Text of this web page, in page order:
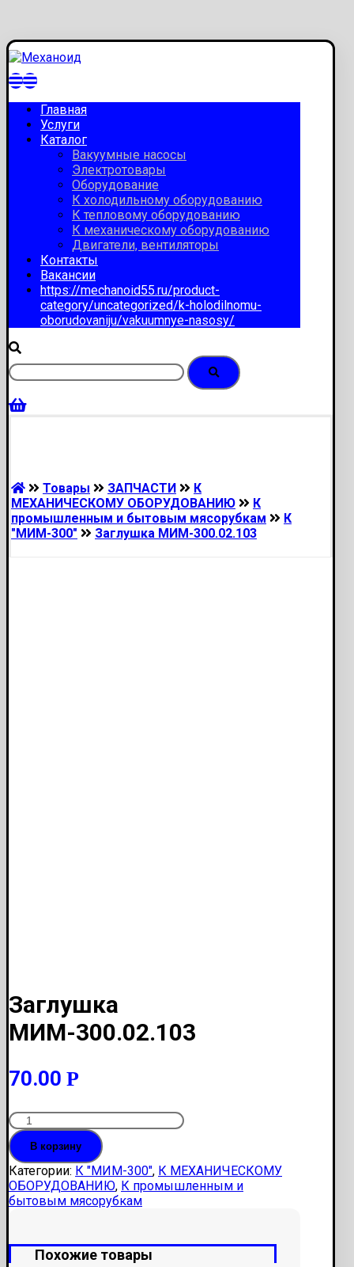
Главная
Услуги
Каталог
Вакуумные насосы
Электротовары
Оборудование
К холодильному оборудованию
К тепловому оборудованию
К механическому оборудованию
Двигатели, вентиляторы
Контакты
Вакансии
https://mechanoid55.ru/product-
category/uncategorized/k-holodilnomu-
oborudovaniju/vakuumnye-nasosy/
Товары ЗАПЧАСТИ
К
МЕХАНИЧЕСКОМУ ОБОРУДОВАНИЮ
К
промышленным и бытовым мясорубкам
К
"МИМ-300"
Заглушка МИМ-300.02.103
Заглушка
МИМ-300.02.103
70.00 Р
Количество
Заглушка
МИМ-300.02.103
В корзину
Категории: К "МИМ-300", К МЕХАНИЧЕСКОМУ
ОБОРУДОВАНИЮ, К промышленным и
бытовым мясорубкам
Похожие товары